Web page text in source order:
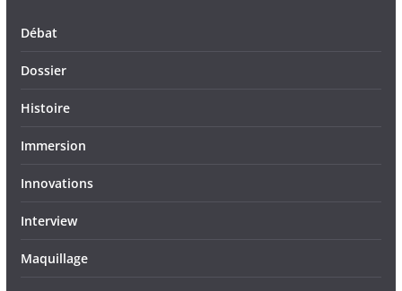
Débat
Dossier
Histoire
Immersion
Innovations
Interview
Maquillage